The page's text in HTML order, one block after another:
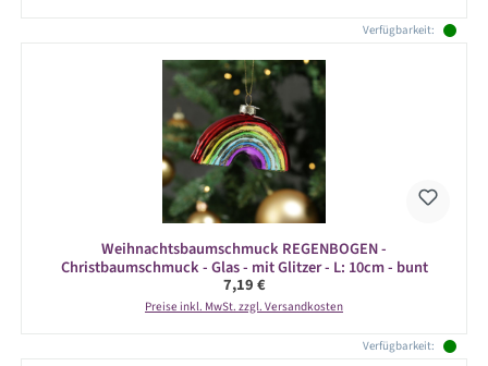
Verfügbarkeit:
Weihnachtsbaumschmuck REGENBOGEN -
Christbaumschmuck - Glas - mit Glitzer - L: 10cm - bunt
Regulärer Preis:
7,19 €
Preise inkl. MwSt. zzgl. Versandkosten
Verfügbarkeit: